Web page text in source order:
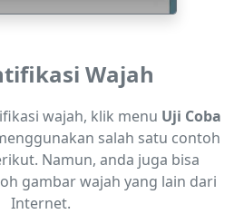
Wajah
wajah, klik menu Uji Coba
salah satu contoh
Namun, anda juga bisa
gambar wajah yang lain dari
Internet.